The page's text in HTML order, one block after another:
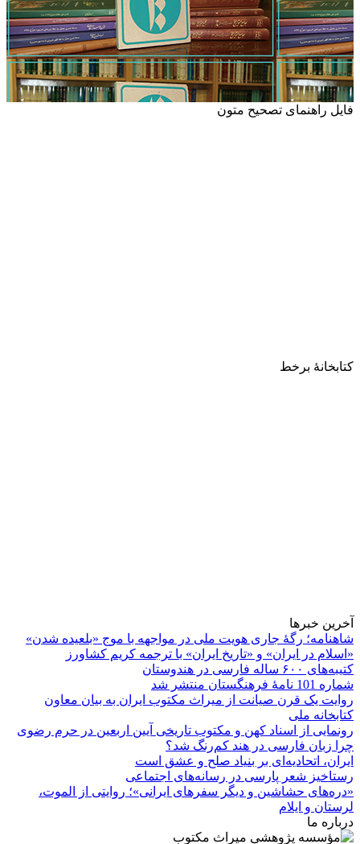
فایل راهنمای تصحیح متون
کتابخانۀ برخط
آخرین خبرها
شاهنامه؛ رگۀ جاری هویت ملی در مواجهه با موج «بلعیده شدن»
«اسلام در ایران» و «تاریخ ایران» با ترجمه کریم کشاورز
کتیبه‌های ۶۰۰ ساله فارسی در هندوستان
شماره 101 نامۀ فرهنگستان منتشر شد
روایت یک قرن صیانت از میراث مکتوب ایران به بیان معاون
کتابخانه ملی
رونمایی از اسناد کهن و مکتوب تاریخی آیین اربعین در حرم رضوی
چرا زبان فارسی در هند کم‌رنگ شد؟
ایران، اتحادیه‌ای بر بنیاد صلح و عشق است
رستاخیز شعر پارسی در رسانه‌های اجتماعی
«دره‌های حشاشین و دیگر سفرهای ایرانی»؛ روایتی از الموت،
لرستان و ایلام
درباره ما